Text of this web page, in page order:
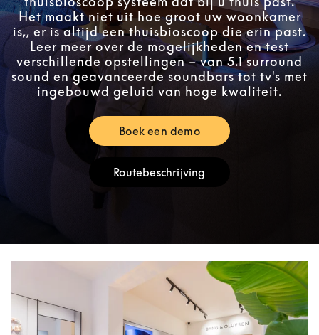
Het maakt niet uit hoe groot uw woonkamer
is,, er is altijd een thuisbioscoop die erin past.
Leer meer over de mogelijkheden en test
verschillende opstellingen – van 5.1 surround
sound en geavanceerde soundbars tot tv's met
ingebouwd geluid van hoge kwaliteit.
Boek een demoLink Opens in New Tab
RoutebeschrijvingLink Opens in New Tab